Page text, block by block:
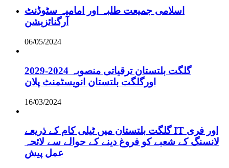
اسلامی جمیعت طلبہ اور امامیہ سٹوڈنٹ
آرگنائزیشن
06/05/2024
گلگت بلتستان ترقیاتی منصوبہ 2024-2029
اورگلگت بلتستان انویسٹمنٹ پلان
16/03/2024
گلگت بلتستان میں ٹیلی کام کے ذریعے IT اور فری
لانسنگ کے شعبے کو فروغ دینے کے حوالے سے لائحہ
عمل پیش